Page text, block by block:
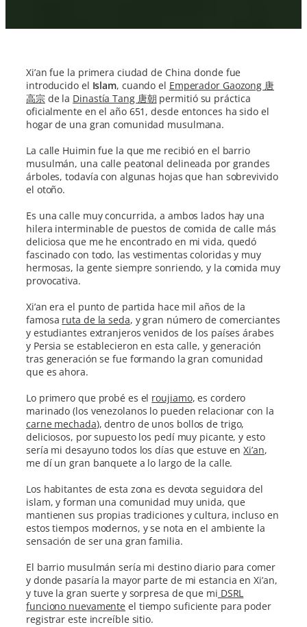
Xi’an fue la primera ciudad de China donde fue
introducido el Islam, cuando el Emperador Gaozong 唐
高宗de la Dinastía Tang 唐朝 permitió su práctica
oficialmente en el año 651, desde entonces ha sido el
hogar de una gran comunidad musulmana.
La calle Huimin fue la que me recibió en el barrio
musulmán, una calle peatonal delineada por grandes
árboles, todavía con algunas hojas que han sobrevivido
el otoño.
Es una calle muy concurrida, a ambos lados hay una
hilera interminable de puestos de comida de calle más
deliciosa que me he encontrado en mi vida, quedó
fascinado con todo, las vestimentas coloridas y muy
hermosas, la gente siempre sonriendo, y la comida muy
provocativa.
Xi’an era el punto de partida hace mil años de la
famosa ruta de la seda, y gran número de comerciantes
y estudiantes extranjeros venidos de los países árabes
y Persia se establecieron en esta calle, y generación
tras generación se fue formando la gran comunidad
que es ahora.
Lo primero que probé es el roujiamo, es cordero
marinado (los venezolanos lo pueden relacionar con la
carne mechada), dentro de unos bollos de trigo,
deliciosos, por supuesto los pedí muy picante, y esto
sería mi desayuno todos los días que estuve enXi’an,
me dí un gran banquete a lo largo de la calle.
Los habitantes de esta zona es devota seguidora del
islam, y forman una comunidad muy unida, que
mantienen sus propias tradiciones y cultura, incluso en
estos tiempos modernos, y se nota en el ambiente la
sensación de ser una gran familia.
El barrio musulmán sería mi destino diario para comer
y donde pasaría la mayor parte de mi estancia en Xi’an,
y tuve la gran suerte y sorpresa de que mi DSRL
funciono nuevamente el tiempo suficiente para poder
registrar este increíble sitio.